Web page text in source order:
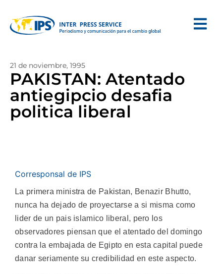
21 de noviembre, 1995
PAKISTAN: Atentado
antiegipcio desafia
politica liberal
Corresponsal de IPS
La primera ministra de Pakistan, Benazir Bhutto,
nunca ha dejado de proyectarse a si misma como
lider de un pais islamico liberal, pero los
observadores piensan que el atentado del domingo
contra la embajada de Egipto en esta capital puede
danar seriamente su credibilidad en este aspecto.